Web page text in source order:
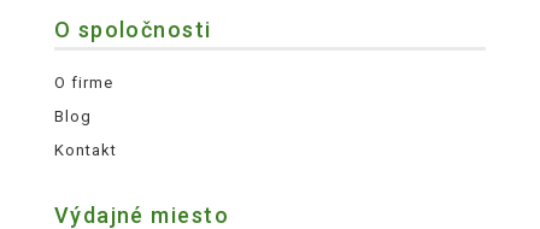
O spoločnosti
O firme
Blog
Kontakt
Výdajné miesto